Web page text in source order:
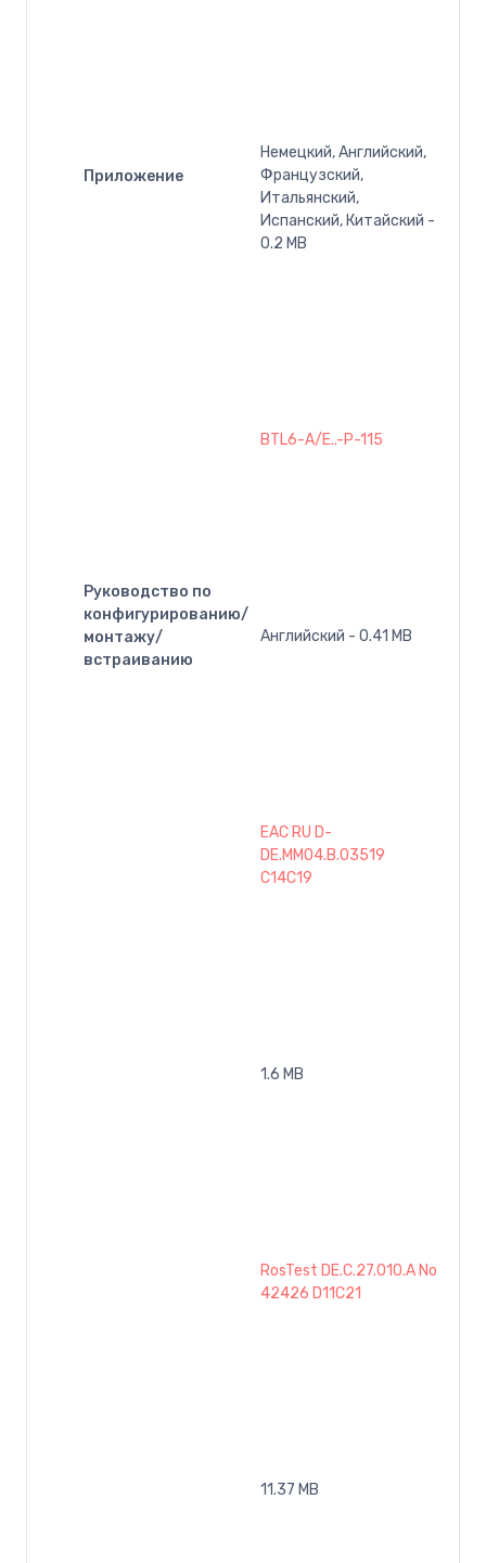
Приложение
Немецкий, Английский,
Французский,
Итальянский,
Испанский, Китайский -
0.2 MB
Руководство по
конфигурированию/
монтажу/
встраиванию
BTL6-A/E..-P-115
Английский - 0.41 MB
EAC RU D-
DE.MM04.B.03519
C14C19
1.6 MB
RosTest DE.C.27.010.A No
42426 D11C21
11.37 MB